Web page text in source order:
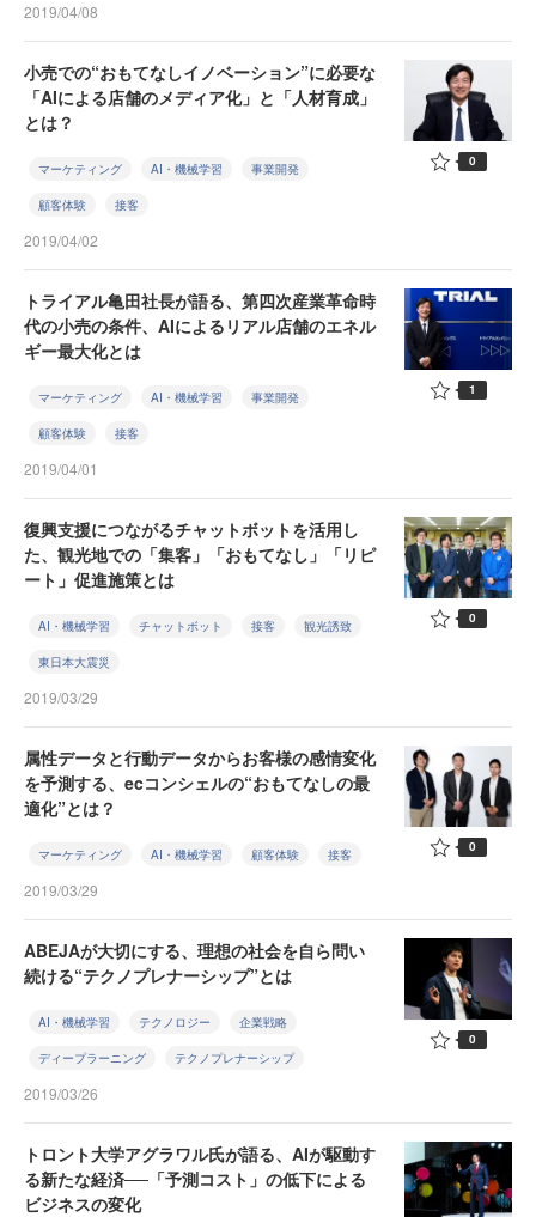
2019/04/08
小売での“おもてなしイノベーション”に必要な
「AIによる店舗のメディア化」と「人材育成」
とは？
マーケティング AI・機械学習 事業開発
顧客体験 接客
2019/04/02
0
トライアル亀田社長が語る、第四次産業革命時
代の小売の条件、AIによるリアル店舗のエネル
ギー最大化とは
マーケティング AI・機械学習 事業開発
顧客体験 接客
2019/04/01
1
復興支援につながるチャットボットを活用し
た、観光地での「集客」「おもてなし」「リピ
ート」促進施策とは
AI・機械学習 チャットボット 接客 観光誘致
東日本大震災
2019/03/29
0
属性データと行動データからお客様の感情変化
を予測する、ecコンシェルの“おもてなしの最
適化”とは？
マーケティング AI・機械学習 顧客体験 接客
2019/03/29
0
ABEJAが大切にする、理想の社会を自ら問い
続ける“テクノプレナーシップ”とは
AI・機械学習 テクノロジー 企業戦略
ディープラーニング テクノプレナーシップ
2019/03/26
0
トロント大学アグラワル氏が語る、AIが駆動す
る新たな経済──「予測コスト」の低下による
ビジネスの変化